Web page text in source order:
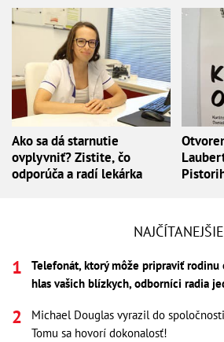
Ako sa dá starnutie
ovplyvniť? Zistite, čo
odporúča a radí lekárka
NAJČÍTANEJŠIE
Telefonát, ktorý môže pripraviť rodinu
hlas vašich blízkych, odborníci radia
Michael Douglas vyrazil do
Tomu sa hovorí dokonalosť!